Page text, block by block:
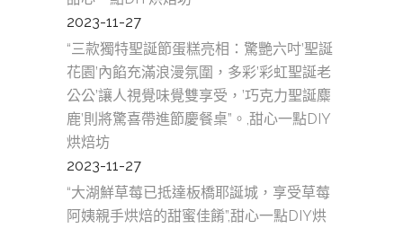
2023-11-27
“三款獨特聖誕節蛋糕亮相：驚艷六吋’聖誕
花園’內餡充滿浪漫氛圍，多彩’彩虹聖誕老
公公’讓人視覺味覺雙享受，’巧克力聖誕麋
鹿’則將驚喜帶進節慶餐桌”。,甜心一點DIY
烘焙坊
2023-11-27
“大湖鮮草莓已抵達板橋耶誕城，享受草莓
阿姨親手烘焙的甜蜜佳餚”,甜心一點DIY烘